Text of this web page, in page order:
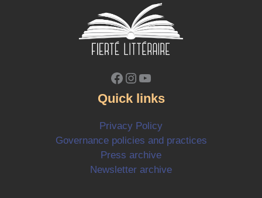
Facebook
Instagram
YouTube
Quick links
Privacy Policy
Governance policies and practices
Press archive
Newsletter archive